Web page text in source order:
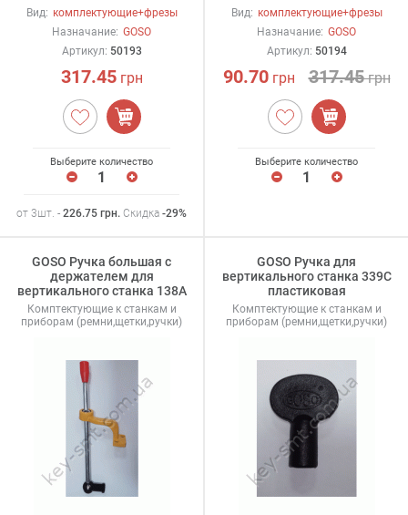
Вид: комплектующие+фрезы
Назначание: GOSO
Артикул: 50193
317.45грн
Выберите количество
от 3шт. - 226.75 грн. Скидка -29%
Вид: комплектующие+фрезы
Назначание: GOSO
Артикул: 50194
90.70грн 317.45грн
Выберите количество
GOSO Ручка большая с
держателем для
вертикального станка 138А
Комптектующие к станкам и
приборам (ремни,щетки,ручки)
GOSO Ручка для
вертикального станка 339С
пластиковая
Комптектующие к станкам и
приборам (ремни,щетки,ручки)